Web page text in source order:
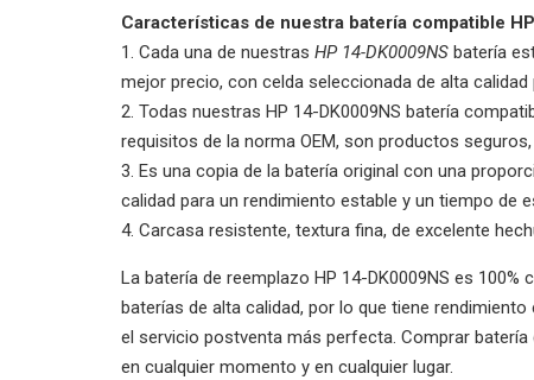
Características de nuestra batería compatible
Cada una de nuestras HP 14-DK0009NS batería
mejor precio, con celda seleccionada de alta
Todas nuestras HP 14-DK0009NS batería
requisitos de la norma OEM, son productos
Es una copia de la batería original con una
calidad para un rendimiento estable y un tiempo de
Carcasa resistente, textura fina, de excelente
La batería de reemplazo HP 14-DK0009NS es
baterías de alta calidad, por lo que tiene
el servicio postventa más perfecta. Comprar
en cualquier momento y en cualquier lugar.